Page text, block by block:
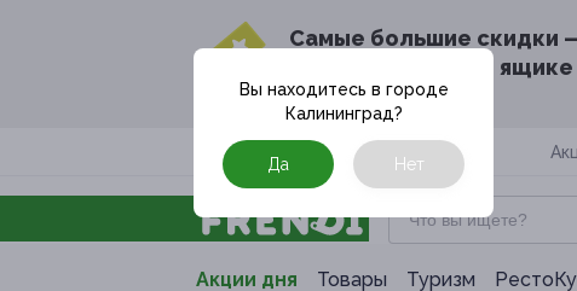
Cамые большие скидки
в твоём почтовом ящике
Москва
Акции дня Товары Туризм
Вы находитесь в городе
Калининград?
Да Нет